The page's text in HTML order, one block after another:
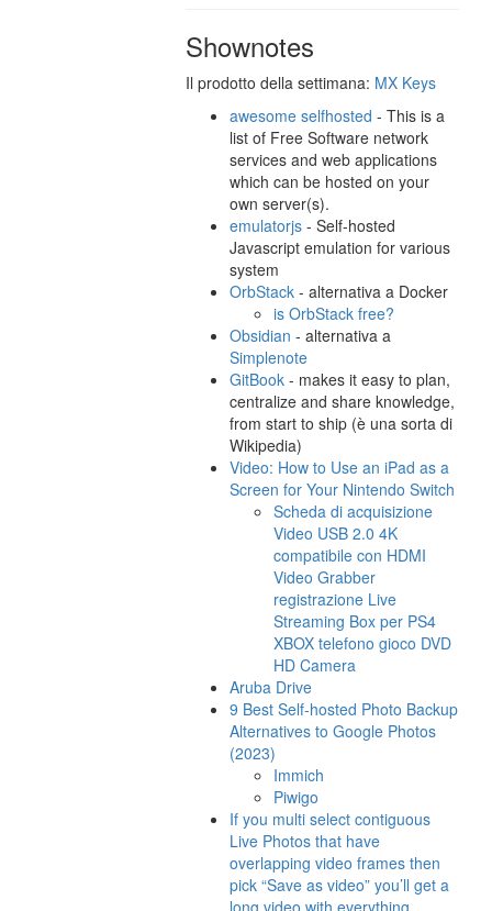
Shownotes
Il prodotto della settimana: MX Keys
awesome selfhosted - This is a
list of Free Software network
services and web applications
which can be hosted on your
own server(s).
emulatorjs - Self-hosted
Javascript emulation for various
system
OrbStack - alternativa a Docker
is OrbStack free?
Obsidian - alternativa a
Simplenote
GitBook - makes it easy to plan,
centralize and share knowledge,
from start to ship (è una sorta di
Wikipedia)
Video: How to Use an iPad as a
Screen for Your Nintendo Switch
Scheda di acquisizione
Video USB 2.0 4K
compatibile con HDMI
Video Grabber
registrazione Live
Streaming Box per PS4
XBOX telefono gioco DVD
HD Camera
Aruba Drive
9 Best Self-hosted Photo Backup
Alternatives to Google Photos
(2023)
Immich
Piwigo
If you multi select contiguous
Live Photos that have
overlapping video frames then
pick “Save as video” you’ll get a
long video with everything